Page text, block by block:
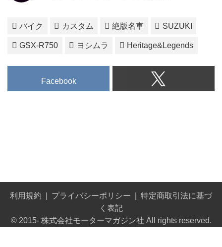
バイク カスタム 絶版名車 SUZUKI
GSX-R750 ヨシムラ Heritage&Legends
Facebook
利用規約 プライバシーポリシー
特定商取引法に基づ
く表記
© 2015- 株式会社モーターマガジン社 All rights reserved.